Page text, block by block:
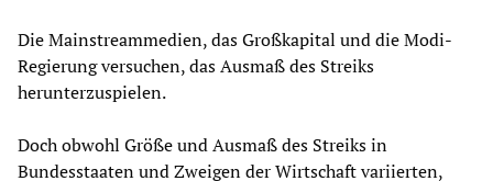
Die Mainstreammedien, das Großkapital und die Modi-
Regierung versuchen, das Ausmaß des Streiks
herunterzuspielen.
Doch obwohl Größe und Ausmaß des Streiks in
Bundesstaaten und Zweigen der Wirtschaft variierten,